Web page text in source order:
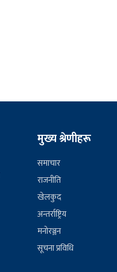
मुख्य श्रेणीहरू
समाचार
राजनीति
खेलकुद
अन्तर्राष्ट्रिय
मनोरञ्जन
सूचना प्रविधि